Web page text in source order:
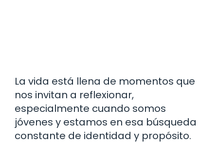
La vida está llena de momentos que
nos invitan a reflexionar,
especialmente cuando somos
jóvenes y estamos en esa búsqueda
constante de identidad y propósito.